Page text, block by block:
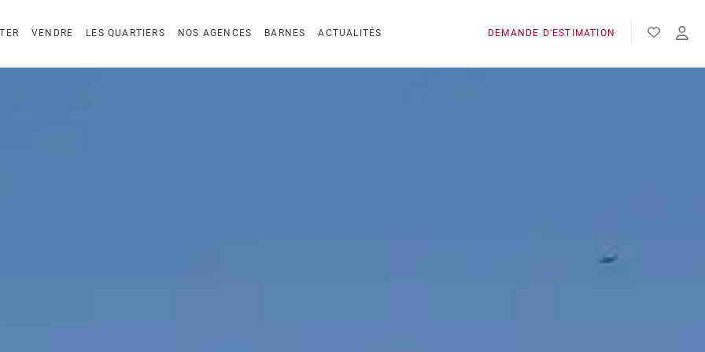
VENDRE LES QUARTIERS NOS AGENCES BARNES ACTUALITÉS DEMANDE D'ESTIMATION